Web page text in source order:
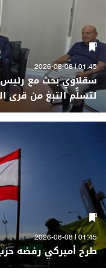
01:45 | 2026-08-08
سقلاوي بحث مع
لتسلُّم التبغ من قرى
01:45 | 2026-08-08
طرح أميركي رفضه حزب